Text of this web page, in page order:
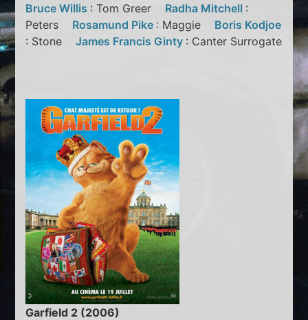
Bruce Willis : Tom Greer Radha Mitchell :
Peters Rosamund Pike : Maggie Boris Kodjoe
: StoneJames Francis Ginty : Canter Surrogate
Garfield 2 (2006)